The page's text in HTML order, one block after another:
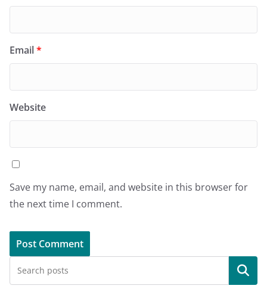
Email*
Website
Save my name, email, and website in this browser for
the next time I comment.
Search